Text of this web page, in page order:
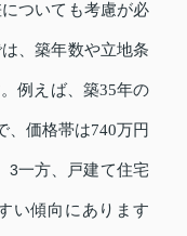
ついても考慮が必
、築年数や立地条
例えば、築35年の
、価格帯は740万円
3一方、戸建て住宅
い傾向にあります